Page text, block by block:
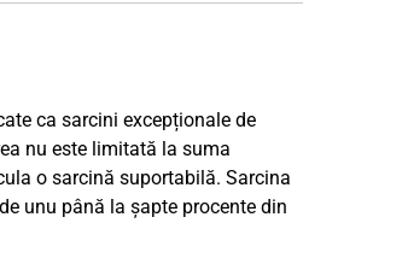
ca sarcini excepționale de
nu este limitată la suma
o sarcină suportabilă. Sarcina
unu până la șapte procente din